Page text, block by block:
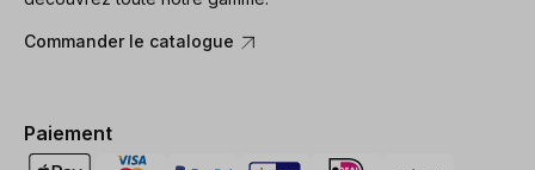
Commander le catalogue
Paiement